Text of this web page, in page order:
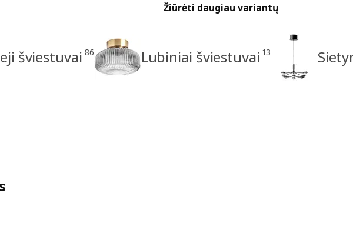
Žiūrėti daugiau variantų
šviestuvai 86 Lubiniai šviestuvai 13